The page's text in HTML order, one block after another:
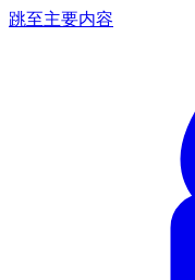
跳至主要内容